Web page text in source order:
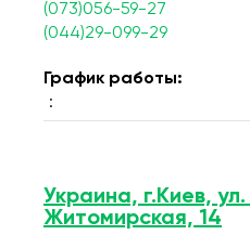
(073)056-59-27
(044)29-099-29
График работы:
:
Украина, г.Киев,
Житомирская, 14